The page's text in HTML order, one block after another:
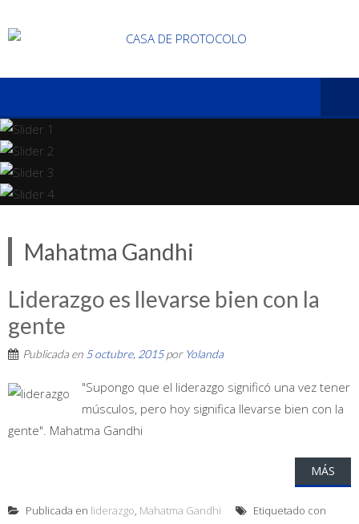
Mahatma Gandhi
Liderazgo es llevarse bien con la
gente
Publicada en 5 octubre, 2015por Yolanda
"Supongo que el liderazgo significó una vez tener
músculos, pero hoy significa llevarse bien con la
gente". Mahatma Gandhi
MÁS
Publicada en liderazgo, Mahatma Gandhi
Etiquetado con